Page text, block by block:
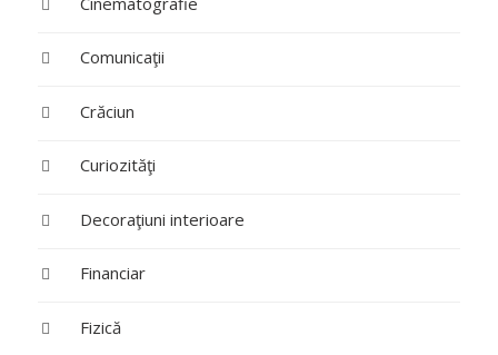
Comunicaţii
Crăciun
Curiozităţi
Decoraţiuni interioare
Financiar
Fizică